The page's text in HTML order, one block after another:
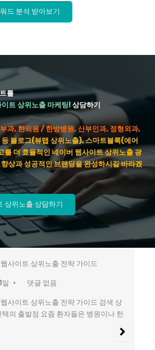
드 분석 받아보기
를
트 상위노출 마케팅!상담하기
과, 한의원 / 한방병원, 산부인과, 정형외과,
등 블로그(뷰탭 상위노출), 스마트블록(에어
를 더 효율적인 네이버 웹사이트 상위노출 광
상과 성공적인 브랜딩을 완성하시길 바라겠
상위노출 상담하기
사이트 상위노출 전략 가이드
댓글 없음
사이트 상위노출 전략 가이드 검색 상
택의 출발점 요즘 환자들은 병원이나 한